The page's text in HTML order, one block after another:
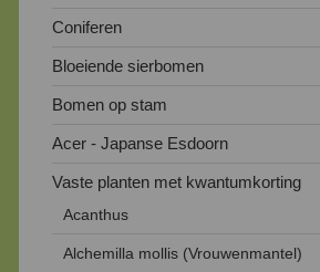
Coniferen
Bloeiende sierbomen
Bomen op stam
Acer - Japanse Esdoorn
Vaste planten met kwantumkorting
Acanthus
Alchemilla mollis (Vrouwenmantel)